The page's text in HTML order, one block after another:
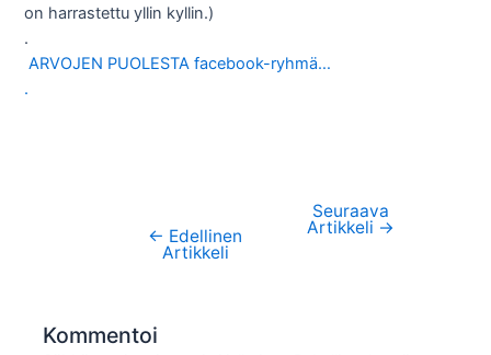
on harrastettu yllin kyllin.)
.
ARVOJEN PUOLESTA facebook-ryhmä…
.
← Edellinen
Artikkeli
Seuraava
Artikkeli →
Kommentoi